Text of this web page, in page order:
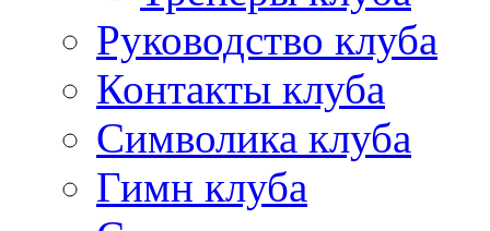
Руководство клуба
Контакты клуба
Символика клуба
Гимн клуба